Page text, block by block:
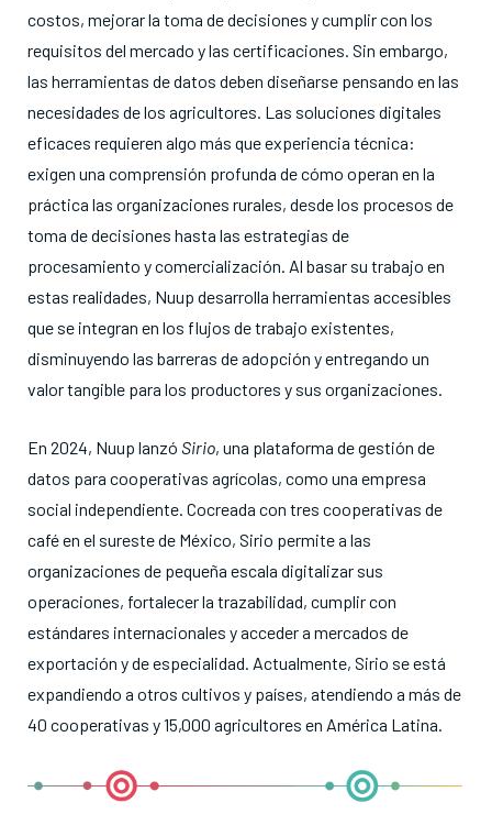
costos, mejorar la toma de decisiones y cumplir con los
requisitos del mercado y las certificaciones . Sin embargo,
las herramientas de datos deben diseñarse pensando en las
necesidades de los agricultores . Las soluciones digitales
eficaces requieren algo más que experiencia técnica:
exigen una comprensión profunda de cómo operan en la
práctica las organizaciones rurales, desde los procesos de
toma de decisiones hasta las estrategias de
procesamiento y comercialización . Al basar su trabajo en
estas realidades, Nuup desarrolla herramientas accesibles
que se integran en los flujos de trabajo existentes,
disminuyendo las barreras de adopción y entregando un
valor tangible para los productores y sus organizaciones
En 2024, Nuup lanzó Sirio, una plataforma de gestión de
datos para cooperativas agrícolas, como una empresa
social independiente . Cocreada con tres cooperativas de
café en el sureste de México, Sirio permite a las
organizaciones de pequeña escala digitalizar sus
operaciones, fortalecer la trazabilidad, cumplir con
estándares internacionales y acceder a mercados de
exportación y de especialidad . Actualmente, Sirio se está
expandiendo a otros cultivos y países, atendiendo a más de
40 cooperativas y 15,000 agricultores en América Latina